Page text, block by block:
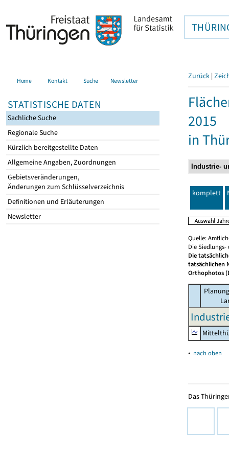
Home Kontakt Suche Newsletter
STATISTISCHE DATEN
Sachliche Suche
Regionale Suche
Kürzlich bereitgestellte Daten
Allgemeine Angaben, Zuordnungen
Gebietsveränderungen,
Änderungen zum Schlüsselverzeichnis
Definitionen und Erläuterungen
Newsletter
Zurück |
2015
in
komplett
Quelle:
Die
Die
tatsächlichen
Orthophotos
▴ nach oben
Das